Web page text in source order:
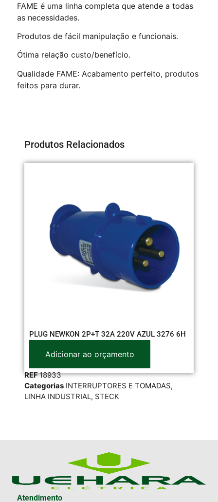
FAME é uma linha completa que atende a todas
as necessidades.
Produtos de fácil manipulação e funcionais.
Ótima relação custo/benefício.
Qualidade FAME: Acabamento perfeito, produtos
feitos para durar.
Produtos Relacionados
PLUG NEWKON 2P+T 32A 220V AZUL 3276 6H
Adicionar ao orçamento
REF18933
Categorias INTERRUPTORES E TOMADAS,
LINHA INDUSTRIAL, STECK
Atendimento